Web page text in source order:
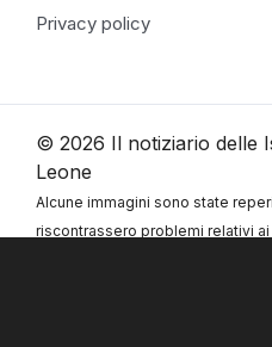
Privacy policy
© 2026 Il notiziario delle
Leone
Alcune immagini sono state
riscontrassero problemi relativi ai